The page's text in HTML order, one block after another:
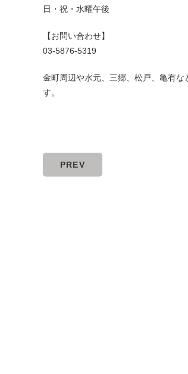
日・祝・水曜午後
【お問い合わせ】
03-5876-5319
金町周辺や水元、三郷、松戸、亀有な
す。
PREV